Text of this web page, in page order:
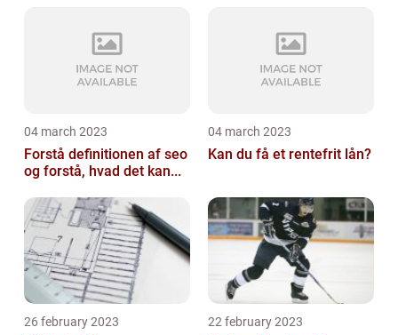
04 march 2023
Forstå definitionen af seo
og forstå, hvad det kan...
04 march 2023
Kan du få et rentefrit lån?
26 february 2023 22 february 2023